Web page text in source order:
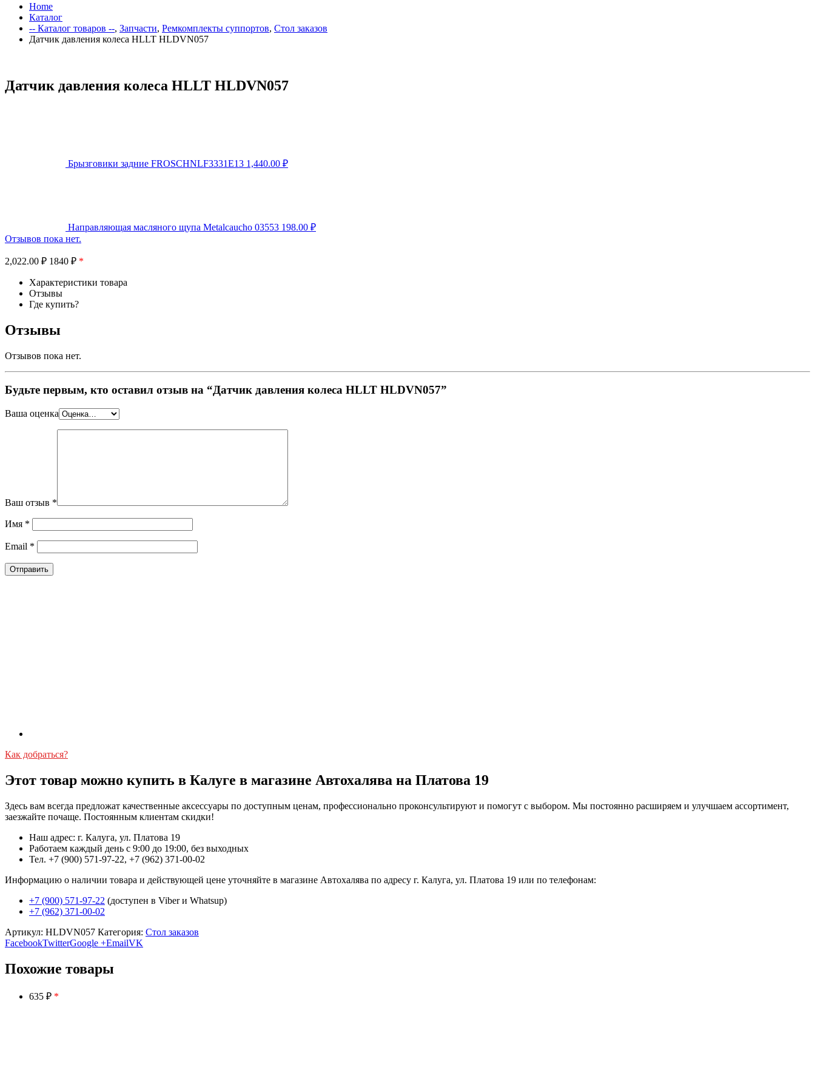
Home
Каталог
-- Каталог товаров --, Запчасти, Ремкомплекты суппортов, Стол заказов
Датчик давления колеса HLLT HLDVN057
Датчик давления колеса HLLT HLDVN057
Брызговики задние FROSCHNLF3331E13 1,440.00 ₽
Направляющая масляного щупа Metalcaucho 03553 198.00 ₽
Отзывов пока нет.
2,022.00 ₽ 1840 ₽ *
Характеристики товара
Отзывы
Где купить?
Отзывы
Отзывов пока нет.
Будьте первым, кто оставил отзыв на “Датчик давления колеса HLLT HLDVN057”
Ваша оценка
Ваш отзыв *
Имя *
Email *
Как добраться?
Этот товар можно купить в Калуге в магазине Автохалява на Платова 19
Здесь вам всегда предложат качественные аксессуары по доступным ценам, профессионально проконсультируют и помогут с выбором. Мы постоянно расширяем и улучшаем ассортимент,
заезжайте почаще. Постоянным клиентам скидки!
Наш адрес: г. Калуга, ул. Платова 19
Работаем каждый день с 9:00 до 19:00, без выходных
Тел. +7 (900) 571-97-22, +7 (962) 371-00-02
Информацию о наличии товара и действующей цене уточняйте в магазине Автохалява по адресу г. Калуга, ул. Платова 19 или по телефонам:
+7 (900) 571-97-22 (доступен в Viber и Whatsup)
+7 (962) 371-00-02
Артикул: HLDVN057 Категория: Стол заказов
FacebookTwitterGoogle +EmailVK
Похожие товары
635 ₽ *